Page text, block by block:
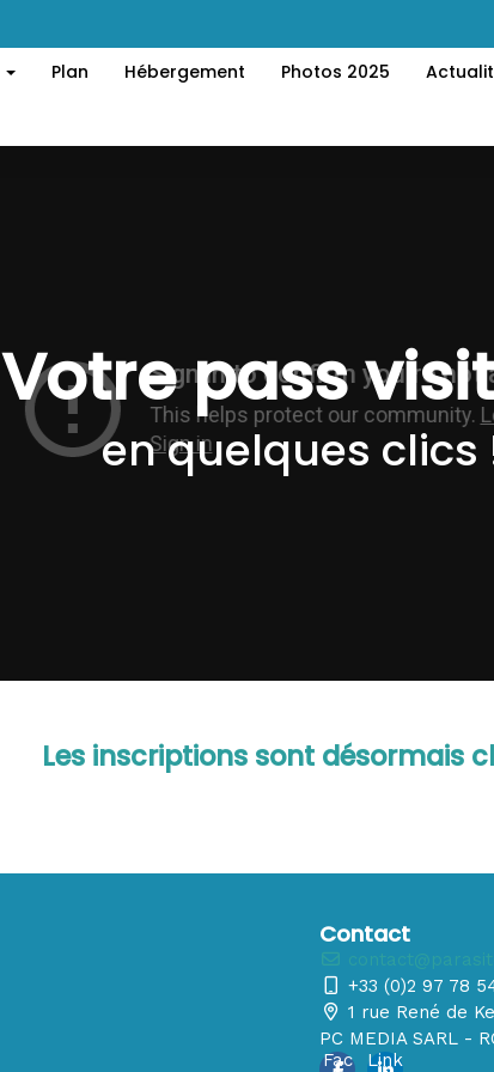
Plan Hébergement Photos 2025
Votre pass
en quelques clics
Les inscriptions sont désormais
Contact
+33 (0)2 97 78
1 rue René de
PC MEDIA SARL -
Fac
Link